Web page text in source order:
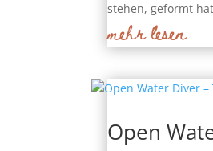
stehen, geformt
mehr lesen
Open